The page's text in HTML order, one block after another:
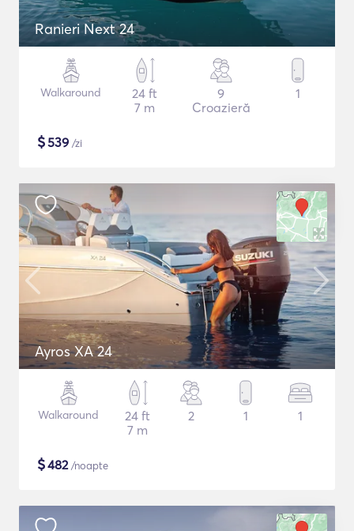
Ranieri Next 24
Walkaround
24 ft
7 m
9
Croazieră
1
$539 /zi
Ayros XA 24
Walkaround
24 ft
7 m
2 1 1
$482/noapte